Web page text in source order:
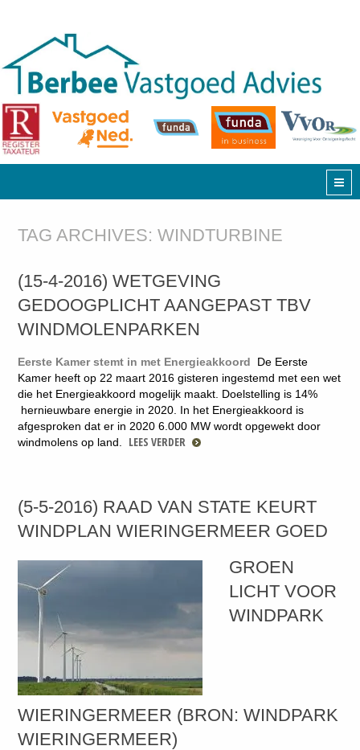
TAG ARCHIVES:WINDTURBINE
(15-4-2016) WETGEVING
GEDOOGPLICHT AANGEPAST TBV
WINDMOLENPARKEN
Eerste Kamer stemt in met Energieakkoord
De Eerste
Kamer heeft op 22 maart 2016 gisteren ingestemd met een wet
die het Energieakkoord mogelijk maakt. Doelstelling is 14%
hernieuwbare energie in 2020. In het Energieakkoord is
afgesproken dat er in 2020 6.000 MW wordt opgewekt door
windmolensop land. LEES VERDER
(5-5-2016) RAAD VAN STATE KEURT
WINDPLAN WIERINGERMEER GOED
GROEN
LICHT VOOR
WINDPARK
WIERINGERMEER (BRON: WINDPARK
WIERINGERMEER)